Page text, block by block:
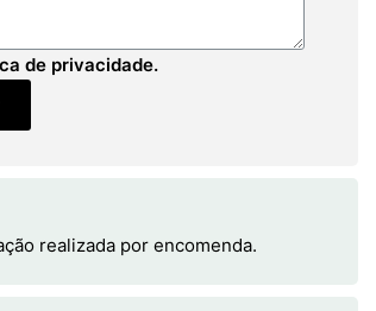
de privacidade.
realizada por encomenda.